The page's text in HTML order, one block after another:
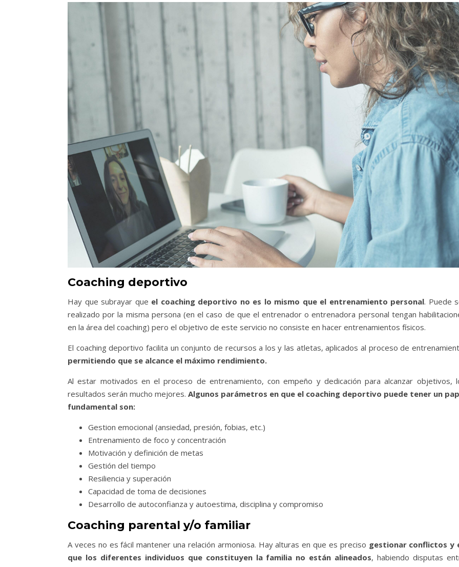
Coaching deportivo
Hay que subrayar que el coaching deportivo no es lo mismo que el entrenamiento personal. Puede
realizado por la misma persona (en el caso de que el entrenador o entrenadora personal tengan
en la área del coaching) pero el objetivo de este servicio no consiste en hacer entrenamientos físicos.
El coaching deportivo facilita un conjunto de recursos a los y las atletas, aplicados al proceso de
permitiendo que se alcance el máximo rendimiento.
Al estar motivados en el proceso de entrenamiento, con empeño y dedicación para alcanzar objetivos,
resultados serán mucho mejores. Algunos parámetros en que el coaching deportivo puede tener un
fundamental son:
Gestion emocional (ansiedad, presión, fobias, etc.)
Entrenamiento de foco y concentración
Motivación y definición de metas
Gestión del tiempo
Resiliencia y superación
Capacidad de toma de decisiones
Desarrollo de autoconfianza y autoestima, disciplina y compromiso
Coaching parental y/o familiar
A veces no es fácil mantener una relación armoniosa. Hay alturas en que es preciso gestionar conflictos y
que los diferentes individuos que constituyen la familia no están alineados, habiendo disputas